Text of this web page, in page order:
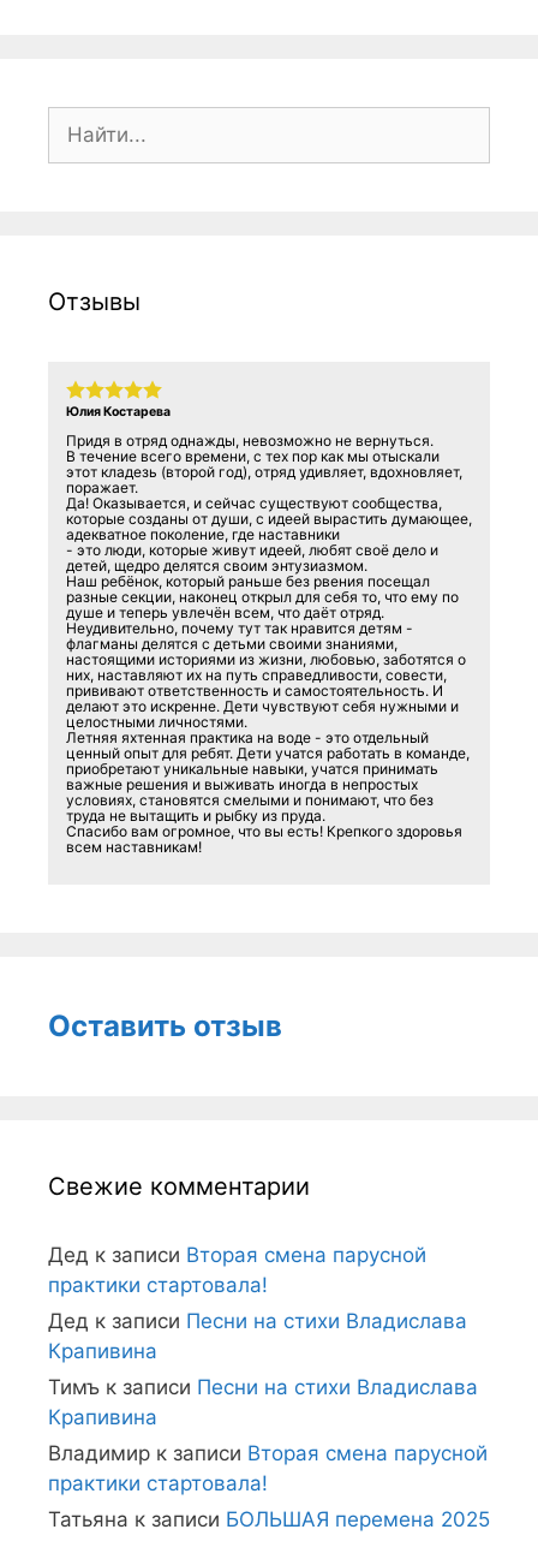
Отзывы
Юлия Костарева
Придя в отряд однажды, невозможно не вернуться.
В течение всего времени, с тех пор как мы отыскали
этот кладезь (второй год), отряд удивляет, вдохновляет,
поражает.
Да! Оказывается, и сейчас существуют сообщества,
которые созданы от души, с идеей вырастить думающее,
адекватное поколение, где наставники
- это люди, которые живут идеей, любят своё дело и
детей, щедро делятся своим энтузиазмом.
Наш ребёнок, который раньше без рвения посещал
разные секции, наконец открыл для себя то, что ему по
душе и теперь увлечён всем, что даёт отряд.
Неудивительно, почему тут так нравится детям -
флагманы делятся с детьми своими знаниями,
настоящими историями из жизни, любовью, заботятся о
них, наставляют их на путь справедливости, совести,
прививают ответственность и самостоятельность. И
делают это искренне. Дети чувствуют себя нужными и
целостными личностями.
Летняя яхтенная практика на воде - это отдельный
ценный опыт для ребят. Дети учатся работать в команде,
приобретают уникальные навыки, учатся принимать
важные решения и выживать иногда в непростых
условиях, становятся смелыми и понимают, что без
труда не вытащить и рыбку из пруда.
Спасибо вам огромное, что вы есть! Крепкого здоровья
всем наставникам!
Оставить отзыв
Свежие комментарии
Дед к записи Вторая смена парусной
практики стартовала!
Дед к записи Песни на стихи Владислава
Крапивина
Тимъ к записи Песни на стихи Владислава
Крапивина
Владимир к записи Вторая смена парусной
практики стартовала!
Татьяна к записи БОЛЬШАЯ перемена 2025